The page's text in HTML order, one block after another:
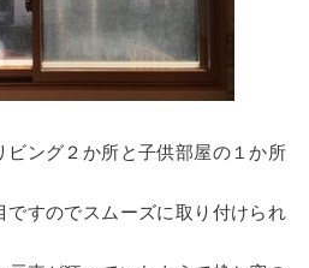
ング２か所と子供部屋の１か所
ですのでスムーズに取り付けられ